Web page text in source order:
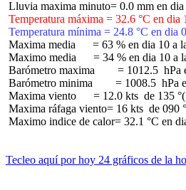
Temperatura máxima = 32.6 °C en dia
Temperatura mínima = 24.8 °C en dia
Maxima media      = 63 % en dia 10 a
Maximo media      = 34 % en dia 10 a
Barómetro maxima        = 1012.5  hPa
Barómetro minima        = 1008.5  hPa
Maxima viento      = 12.0 kts  de 135
Maxima ráfaga viento= 16 kts  de 090
Maximo indice de calor= 32.1 °C en
Tecleo aquí por hoy 24 gráficos de la